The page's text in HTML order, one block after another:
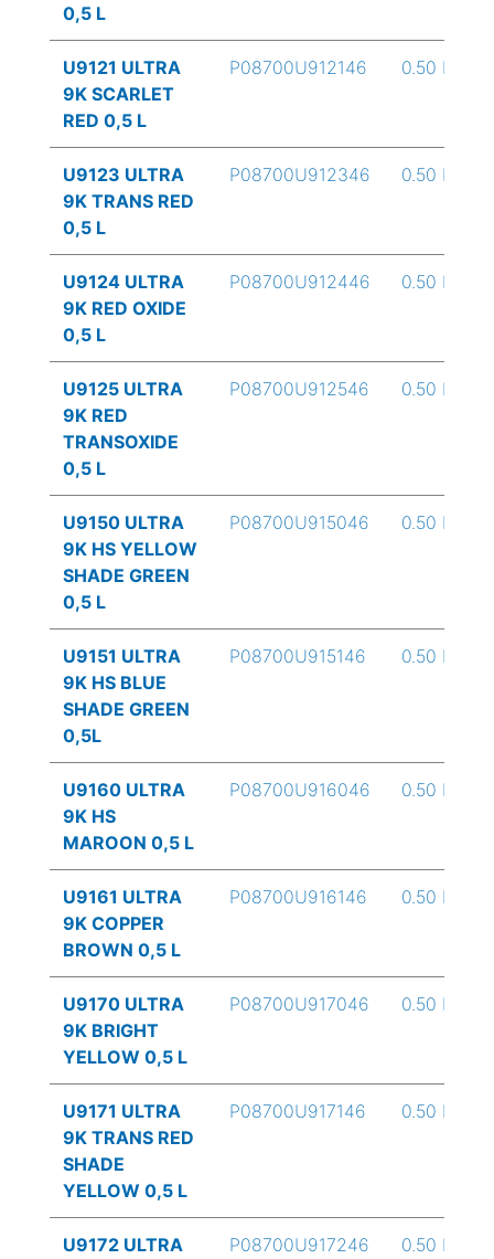
0,5 L
U9121 ULTRA
9K SCARLET
RED 0,5 L
P08700U912146 0.50 L
U9123 ULTRA
9K TRANS RED
0,5 L
P08700U912346 0.50 L
U9124 ULTRA
9K RED OXIDE
0,5 L
P08700U912446 0.50 L
U9125 ULTRA
9K RED
TRANSOXIDE
0,5 L
P08700U912546 0.50 L
U9150 ULTRA
9K HS YELLOW
SHADE GREEN
0,5 L
P08700U915046 0.50 L
U9151 ULTRA
9K HS BLUE
SHADE GREEN
0,5L
P08700U915146 0.50 L
U9160 ULTRA
9K HS
MAROON 0,5 L
P08700U916046 0.50 L
U9161 ULTRA
9K COPPER
BROWN 0,5 L
P08700U916146 0.50 L
U9170 ULTRA
9K BRIGHT
YELLOW 0,5 L
P08700U917046 0.50 L
U9171 ULTRA
9K TRANS RED
SHADE
YELLOW 0,5 L
P08700U917146 0.50 L
U9172 ULTRA P08700U917246 0.50 L